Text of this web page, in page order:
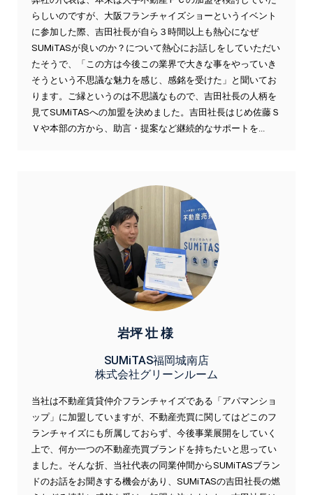
らしいのですが、大阪フランチャイズショーというイベント
に参加した際、吉田社長が自ら３時間以上も熱心になぜ
SUMiTASが良いのか？について熱心にお話しをしていただい
たそうで、「この方は今後この業界で大きな事をやっていき
そうという不思議な魅力を感じ、感銘を受けた」と聞いてお
ります。ご縁というのは不思議なもので、吉田社長の人柄を
見てSUMiTASへの加盟を決めました。吉田社長はじめ佐藤Ｓ
Ｖや本部の方から、助言・提案など継続的なサポートを...
岩坪 壮 様
SUMiTAS福岡城南店
株式会社グリーンルーム
当社は不動産賃貸仲介フランチャイズである「アパマンショ
ップ」に加盟していますが、不動産売買に関してはどこのフ
ランチャイズにも所属しておらず、今後事業展開をしていく
上で、何か一つの不動産売買ブランドを持ちたいと思ってい
ました。そんな折、当社代表の同業仲間からSUMiTASブラン
ドのお話をお聞きする機会があり、SUMiTASの吉田社長の燃